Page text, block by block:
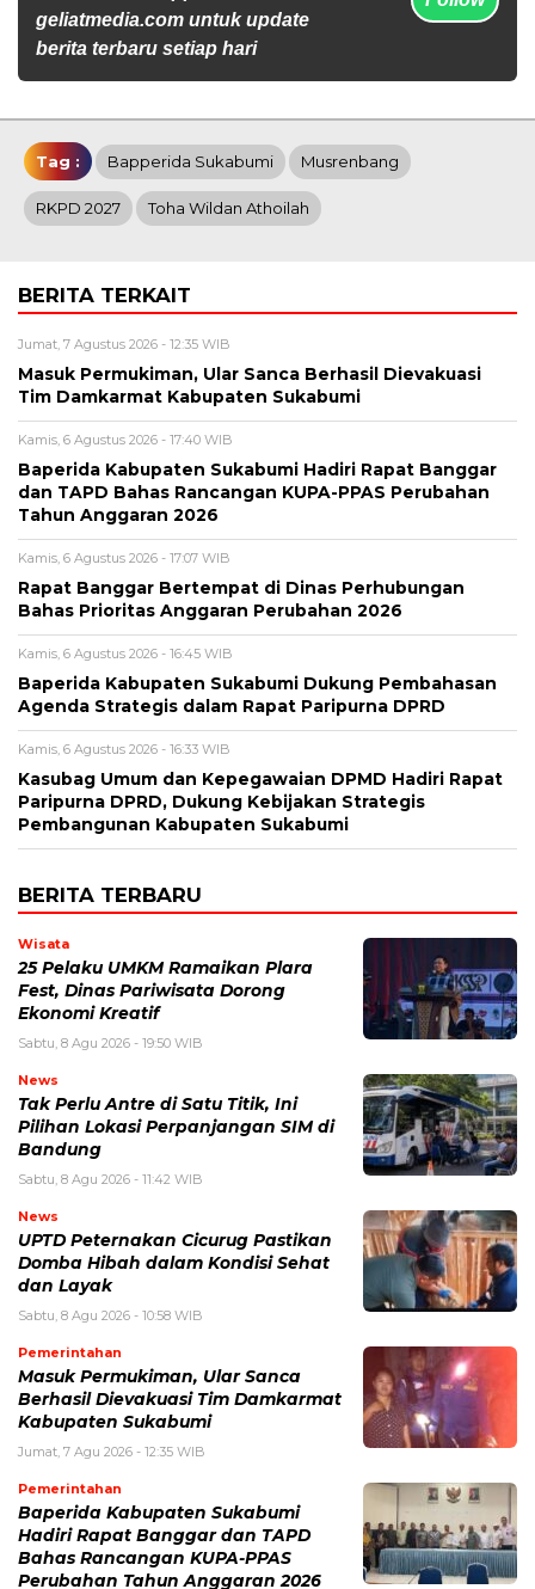
geliatmedia.com untuk update
berita terbaru setiap hari
Tag : Bapperida Sukabumi Musrenbang
RKPD 2027 Toha Wildan Athoilah
BERITA TERKAIT
Jumat, 7 Agustus 2026 - 12:35 WIB
Masuk Permukiman, Ular Sanca Berhasil Dievakuasi
Tim Damkarmat Kabupaten Sukabumi
Kamis, 6 Agustus 2026 - 17:40 WIB
Baperida Kabupaten Sukabumi Hadiri Rapat Banggar
dan TAPD Bahas Rancangan KUPA-PPAS Perubahan
Tahun Anggaran 2026
Kamis, 6 Agustus 2026 - 17:07 WIB
Rapat Banggar Bertempat di Dinas Perhubungan
Bahas Prioritas Anggaran Perubahan 2026
Kamis, 6 Agustus 2026 - 16:45 WIB
Baperida Kabupaten Sukabumi Dukung Pembahasan
Agenda Strategis dalam Rapat Paripurna DPRD
Kamis, 6 Agustus 2026 - 16:33 WIB
Kasubag Umum dan Kepegawaian DPMD Hadiri Rapat
Paripurna DPRD, Dukung Kebijakan Strategis
Pembangunan Kabupaten Sukabumi
BERITA TERBARU
Wisata
25 Pelaku UMKM Ramaikan Plara
Fest, Dinas Pariwisata Dorong
Ekonomi Kreatif
Sabtu, 8 Agu 2026 - 19:50 WIB
News
Tak Perlu Antre di Satu Titik, Ini
Pilihan Lokasi Perpanjangan SIM di
Bandung
Sabtu, 8 Agu 2026 - 11:42 WIB
News
UPTD Peternakan Cicurug Pastikan
Domba Hibah dalam Kondisi Sehat
dan Layak
Sabtu, 8 Agu 2026 - 10:58 WIB
Pemerintahan
Masuk Permukiman, Ular Sanca
Berhasil Dievakuasi Tim Damkarmat
Kabupaten Sukabumi
Jumat, 7 Agu 2026 - 12:35 WIB
Pemerintahan
Baperida Kabupaten Sukabumi
Hadiri Rapat Banggar dan TAPD
Bahas Rancangan KUPA-PPAS
Perubahan Tahun Anggaran 2026